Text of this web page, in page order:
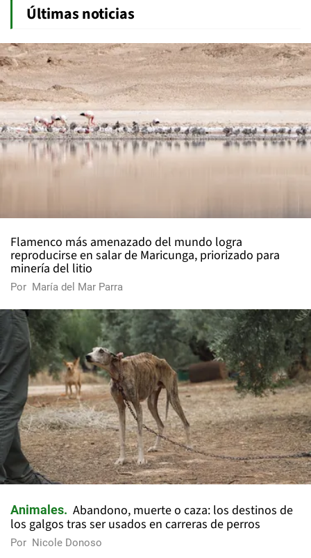
Últimas noticias
Flamenco más amenazado del mundo logra
reproducirse en salar de Maricunga, priorizado para
minería del litio
Por María del Mar Parra
Animales
Abandono, muerte o caza: los destinos de
los galgos tras ser usados en carreras de perros
Por Nicole Donoso